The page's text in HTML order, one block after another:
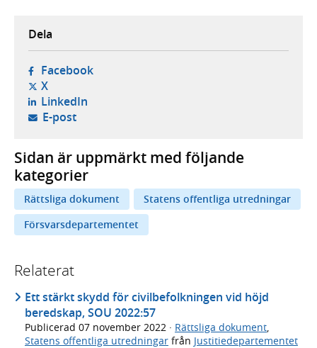
Dela
Facebook- öppnas i ny flik, extern webbplats,
X- öppnas i ny flik, extern webbplats,
LinkedIn- öppnas i ny flik, extern webbplats,
E-post- öppnar din e-postklient,
Sidan är uppmärkt med följande
kategorier
Rättsliga dokument
Statens offentliga utredningar
Försvarsdepartementet
Relaterat
Ett stärkt skydd för civilbefolkningen vid höjd
beredskap, SOU 2022:57
Publicerad 07 november 2022 · Rättsliga dokument,
Statens offentliga utredningar från Justitiedepartementet